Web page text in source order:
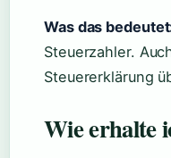
Was das
Steuerzahler.
Steuererklärung
Wie erhalte